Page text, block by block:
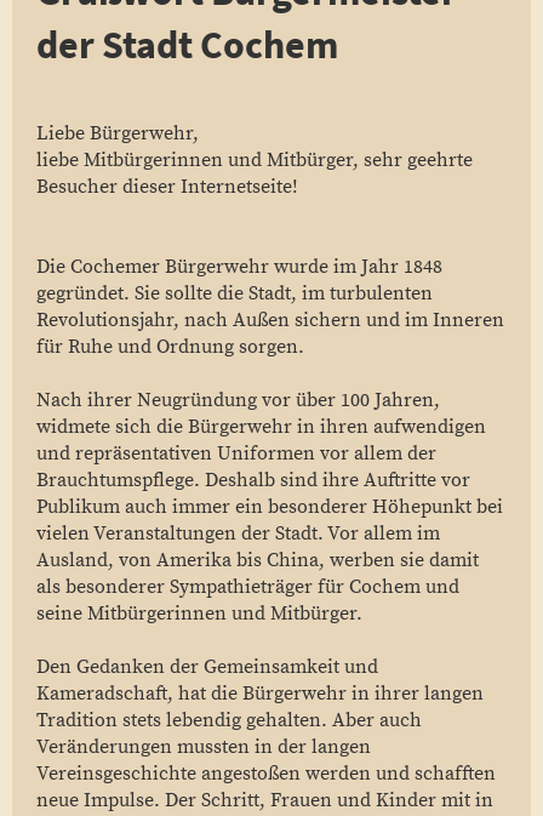
der Stadt Cochem
Liebe Bürgerwehr,
liebe Mitbürgerinnen und Mitbürger, sehr geehrte
Besucher dieser Internetseite!
Die Cochemer Bürgerwehr wurde im Jahr 1848
gegründet. Sie sollte die Stadt, im turbulenten
Revolutionsjahr, nach Außen sichern und im Inneren
für Ruhe und Ordnung sorgen.
Nach ihrer Neugründung vor über 100 Jahren,
widmete sich die Bürgerwehr in ihren aufwendigen
und repräsentativen Uniformen vor allem der
Brauchtumspflege. Deshalb sind ihre Auftritte vor
Publikum auch immer ein besonderer Höhepunkt bei
vielen Veranstaltungen der Stadt. Vor allem im
Ausland, von Amerika bis China, werben sie damit
als besonderer Sympathieträger für Cochem und
seine Mitbürgerinnen und Mitbürger.
Den Gedanken der Gemeinsamkeit und
Kameradschaft, hat die Bürgerwehr in ihrer langen
Tradition stets lebendig gehalten. Aber auch
Veränderungen mussten in der langen
Vereinsgeschichte angestoßen werden und schafften
neue Impulse. Der Schritt, Frauen und Kinder mit in